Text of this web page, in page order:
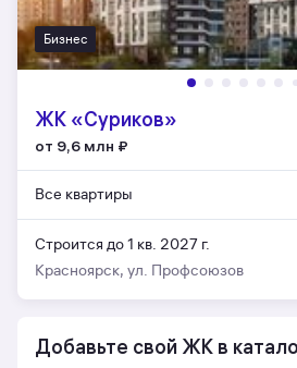
Бизнес
ЖК «Суриков»
от 9,6 млн ₽
Все квартиры
Строится до 1 кв. 2027 г.
Красноярск, ул. Профсоюзов
Добавьте свой ЖК в